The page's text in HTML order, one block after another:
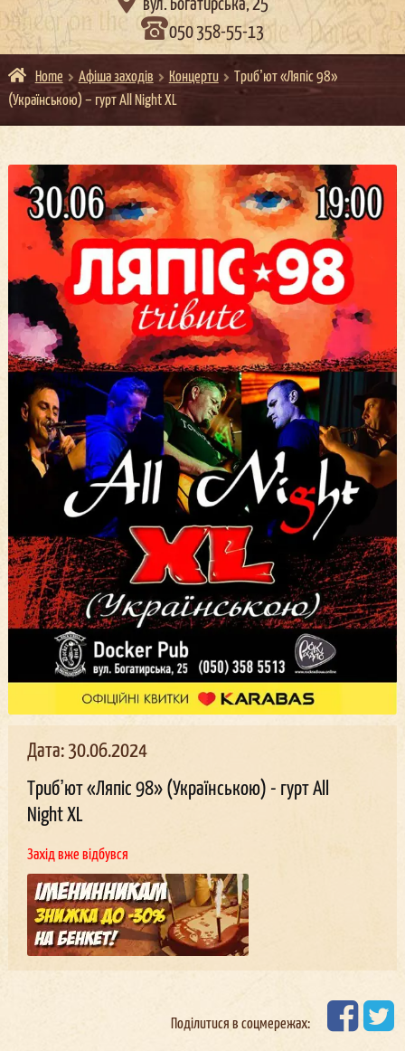
вул. Богатирська, 25
050 358-55-13
Home Афіша заходів Концерти
Трибʼют «Ляпіс 98»
(Українською) – гурт All Night XL
Дата: 30.06.2024
Трибʼют «Ляпіс 98» (Українською) - гурт All
Night XL
Захід вже відбувся
Поділитися в соцмережах: